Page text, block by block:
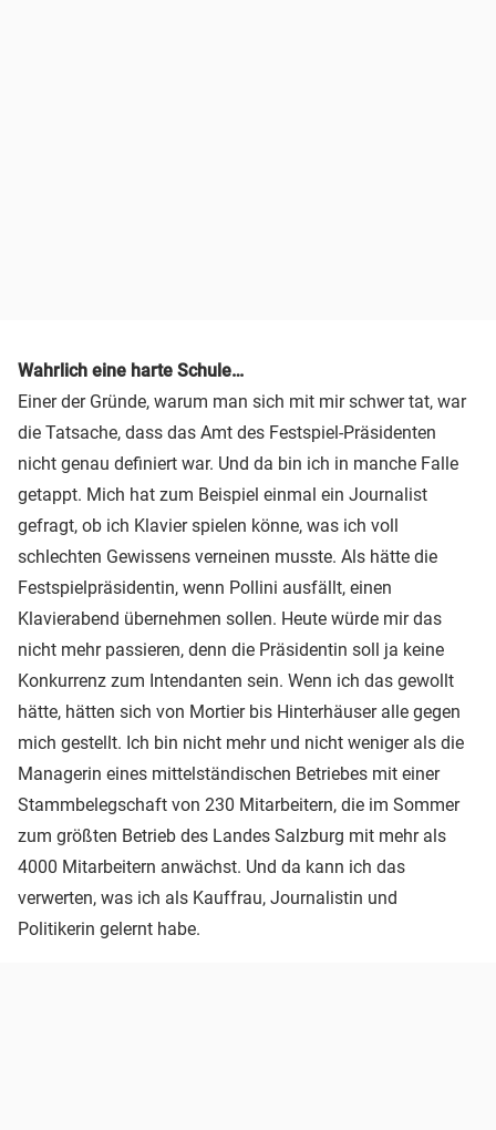
Wahrlich eine harte Schule…
Einer der Gründe, warum man sich mit mir schwer tat, war
die Tatsache, dass das Amt des Festspiel-Präsidenten
nicht genau definiert war. Und da bin ich in manche Falle
getappt. Mich hat zum Beispiel einmal ein Journalist
gefragt, ob ich Klavier spielen könne, was ich voll
schlechten Gewissens verneinen musste. Als hätte die
Festspielpräsidentin, wenn Pollini ausfällt, einen
Klavierabend übernehmen sollen. Heute würde mir das
nicht mehr passieren, denn die Präsidentin soll ja keine
Konkurrenz zum Intendanten sein. Wenn ich das gewollt
hätte, hätten sich von Mortier bis Hinterhäuser alle gegen
mich gestellt. Ich bin nicht mehr und nicht weniger als die
Managerin eines mittelständischen Betriebes mit einer
Stammbelegschaft von 230 Mitarbeitern, die im Sommer
zum größten Betrieb des Landes Salzburg mit mehr als
4000 Mitarbeitern anwächst. Und da kann ich das
verwerten, was ich als Kauffrau, Journalistin und
Politikerin gelernt habe.